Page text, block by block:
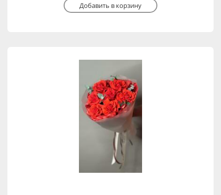
Добавить в корзину